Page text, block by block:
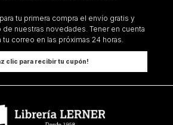
tu primera compra el envío gratis y
de nuestras novedades. Tener en cuenta
correo en las próximas 24 horas.
clic para recibir tu cupón!